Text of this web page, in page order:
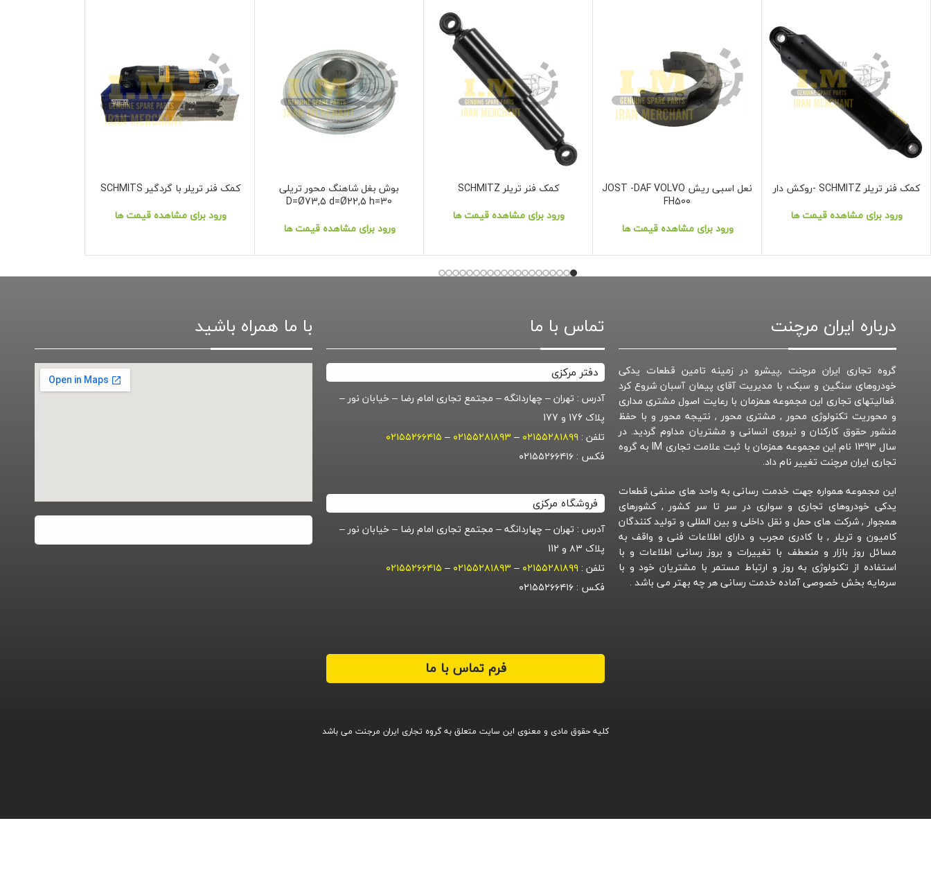
نمایش محصول
کمک فنر تریلر SCHMITZ -روکش دار
ورود برای مشاهده قیمت ها
نمایش محصول نعل اسبی ریش JOST -DAF VOLVO
FH500
ورود برای مشاهده قیمت ها
نمایش محصول
کمک فنر تریلر SCHMITZ
ورود برای مشاهده قیمت ها
نمایش محصول
بوش بغل شاهنگ محور تریلی
D=Ø73,5 d=Ø22,5 h=30
ورود برای مشاهده قیمت ها
نمایش محصول
کمک فنر تریلر با گردگیر SCHMITS
ورود برای مشاهده قیمت ها
درباره ایران مرچنت
گروه تجاری ایران مرچنت ,پیشرو در زمینه تامین قطعات یدکی
خودروهای سنگین و سبک، با مدیریت آقای پیمان آسبان شروع کرد
.فعالیتهای تجاری این مجموعه همزمان با رعایت اصول مشتری مداری
و محوریت تکنولوژی محور , مشتری محور , نتیجه محور و با حفظ
منشور حقوق کارکنان و نیروی انسانی و مشتریان مداوم گردید. در
سال 1393 نام این مجموعه همزمان با ثبت علامت تجاری IM به گروه
تجاری ایران مرچنت تغییر نام داد.
این مجموعه همواره جهت خدمت رسانی به واحد های صنفی قطعات
یدکی خودروهای تجاری و سواری در سر تا سر کشور , کشورهای
همجوار , شرکت های حمل و نقل داخلی و بین المللی و تولید کنندگان
کامیون و تریلر , با کادری مجرب و دارای اطلاعات فنی و واقف به
مسائل روز بازار و منعطف با تغییرات و بروز رسانی اطلاعات و با
استفاده از تکنولوژی به روز و ارتباط مستمر با مشتریان خود و با
سرمایه بخش خصوصی آماده خدمت رسانی هر چه بهتر می باشد .
تماس با ما
دفتر مرکزی
آدرس : تهران – چهاردانگه – مجتمع تجاری امام رضا – خیابان نور –
پلاک 176 و 177
تلفن : ۰۲۱۵۵۲۸۱۸۹۹ – ۰۲۱۵۵۲۸۱۸۹۳ – ۰۲۱۵۵۲۶۶۴۱۵
فکس : ۰۲۱۵۵۲۶۶۴۱۶
فروشگاه مرکزی
آدرس : تهران – چهاردانگه – مجتمع تجاری امام رضا – خیابان نور –
پلاک ۸۳ و 112
تلفن :۰۲۱۵۵۲۸۱۸۹۹ – ۰۲۱۵۵۲۸۱۸۹۳ – ۰۲۱۵۵۲۶۶۴۱۵
فکس : ۰۲۱۵۵۲۶۶۴۱۶
با ما همراه باشید